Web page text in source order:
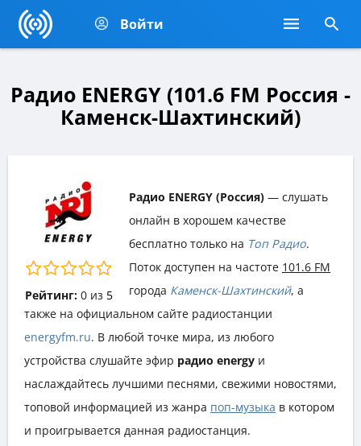
Войти
Радио ENERGY (101.6 FM Россия -
Каменск-Шахтинский)
Рейтинг: 0из 5
Радио ENERGY (Россия) — слушать
онлайн в хорошем качестве
бесплатно только на Топ Радио.
Поток доступен на частоте 101.6 FM
города Каменск-Шахтинский, а
также на официальном сайте радиостанции
energyfm.ru. В любой точке мира, из любого
устройства слушайте эфир радио energy и
наслаждайтесь лучшими песнями, свежими новостями,
топовой информацией из жанра поп-музыка в котором
и проигрывается данная радиостанция.